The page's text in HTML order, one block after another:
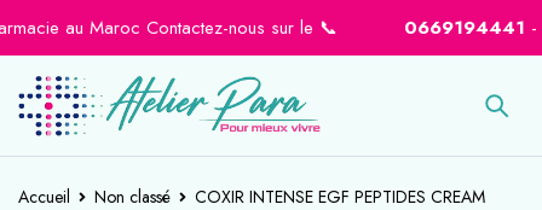
au Maroc Contactez-nous sur le 📞 0669194441-
Accueil Non classé
COXIR INTENSE EGF PEPTIDES CREAM